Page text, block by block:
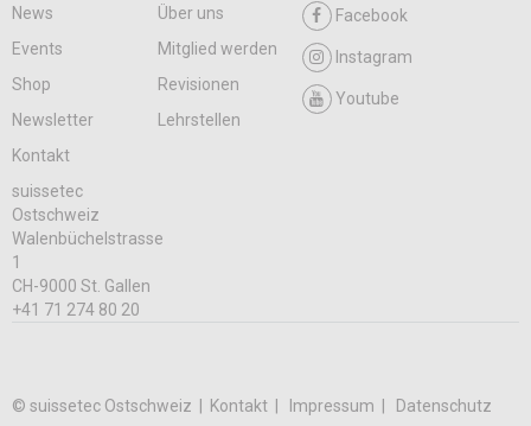
News
Über uns
Events
Mitglied werden
Shop
Revisionen
Newsletter
Lehrstellen
Kontakt
Facebook
Instagram
Youtube
suissetec
Ostschweiz
Walenbüchelstrasse
1
CH-9000 St. Gallen
+41 71 274 80 20
© suissetec Ostschweiz | Kontakt Impressum Datenschutz